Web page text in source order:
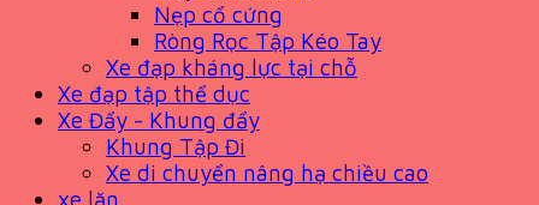
Nẹp cổ cứng
Ròng Rọc Tập Kéo Tay
Xe đạp kháng lực tại chỗ
Xe đạp tập thể dục
Xe Đẩy - Khung đẩy
Khung Tập Đi
Xe di chuyển nâng hạ chiều cao
xe lăn